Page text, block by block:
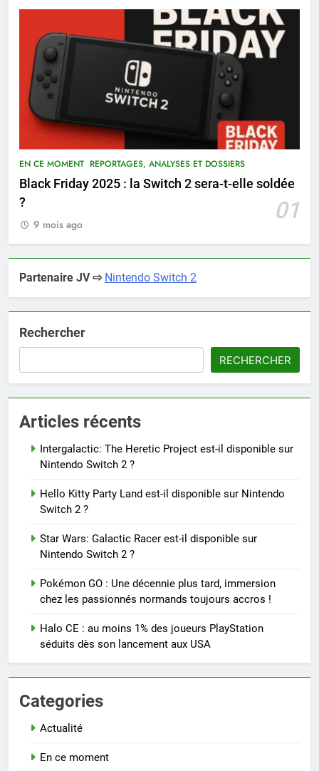
EN CE MOMENT REPORTAGES, ANALYSES ET DOSSIERS
Black Friday 2025 : la Switch 2 sera-t-elle soldée
?
01
9 mois ago
Partenaire JV ⇨ Nintendo Switch 2
Rechercher
RECHERCHER
Articles récents
Intergalactic: The Heretic Project est-il disponible sur
Nintendo Switch 2 ?
Hello Kitty Party Land est-il disponible sur Nintendo
Switch 2 ?
Star Wars: Galactic Racer est-il disponible sur
Nintendo Switch 2 ?
Pokémon GO : Une décennie plus tard, immersion
chez les passionnés normands toujours accros !
Halo CE : au moins 1% des joueurs PlayStation
séduits dès son lancement aux USA
Categories
Actualité
En ce moment